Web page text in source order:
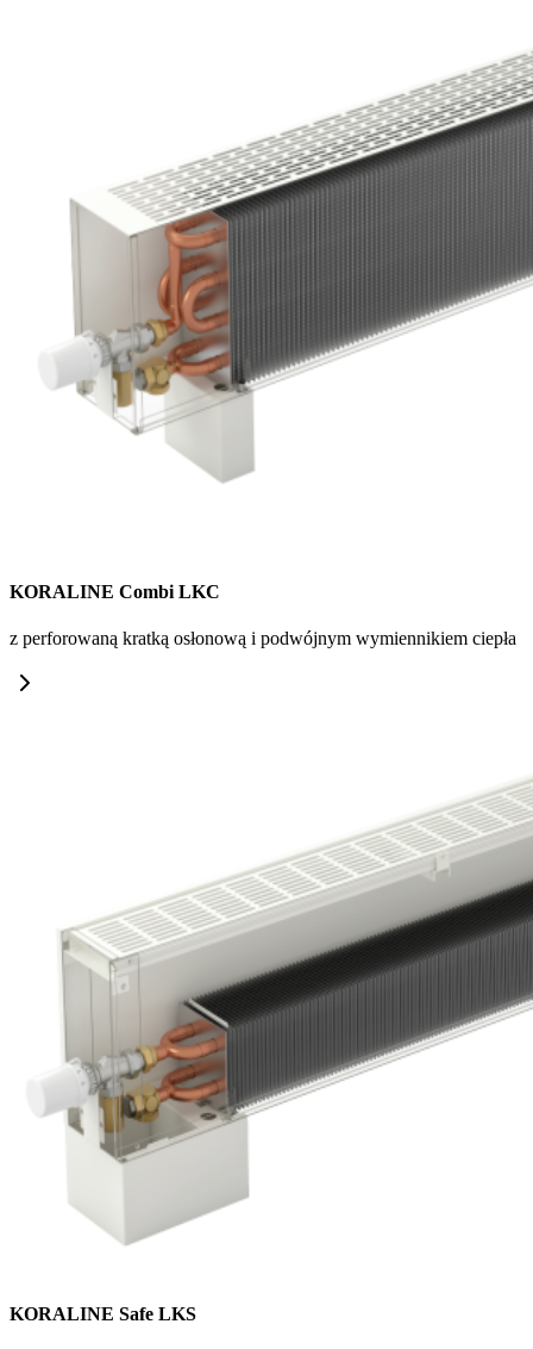
KORALINE Combi LKC
z perforowaną kratką osłonową i podwójnym wymiennikiem ciepła
KORALINE Safe LKS